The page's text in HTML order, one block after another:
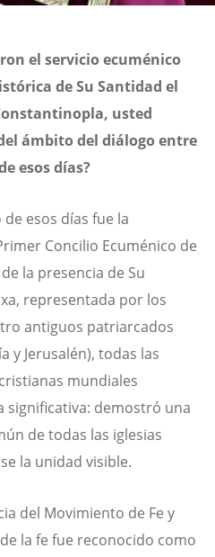
el servicio ecuménico
de Su Santidad el
usted
ámbito del diálogo entre
esos días?
esos días fue la
Concilio Ecuménico de
la presencia de Su
representada por los
antiguos patriarcados
y Jerusalén), todas las
mundiales
significativa: demostró una
de todas las iglesias
la unidad visible.
del Movimiento de Fe y
la fe fue reconocido como